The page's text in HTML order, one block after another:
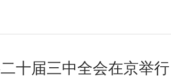
十届三中全会在京举行